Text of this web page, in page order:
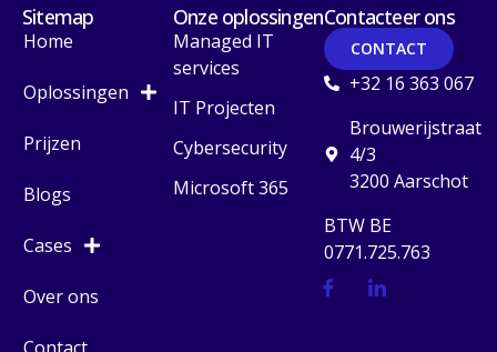
Sitemap
Home
Oplossingen
Prijzen
Blogs
Cases
Over ons
Onze oplossingen
Managed IT
services
IT Projecten
Cybersecurity
Microsoft 365
Contacteer ons
CONTACT
+32 16 363 067
Brouwerijstraat
4/3
3200 Aarschot
BTW BE
0771.725.763